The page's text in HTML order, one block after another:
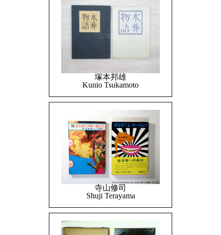
塚本邦雄
Kunio Tsukamoto
寺山修司
Shuji Terayama